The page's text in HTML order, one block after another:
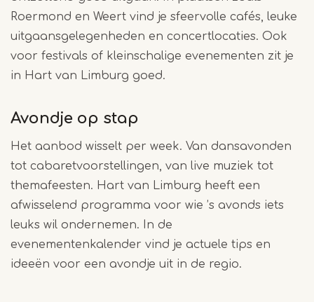
Roermond en Weert vind je sfeervolle cafés, leuke
uitgaansgelegenheden en concertlocaties. Ook
voor festivals of kleinschalige evenementen zit je
in Hart van Limburg goed.
Avondje op stap
Het aanbod wisselt per week. Van dansavonden
tot cabaretvoorstellingen, van live muziek tot
themafeesten. Hart van Limburg heeft een
afwisselend programma voor wie ’s avonds iets
leuks wil ondernemen. In de
evenementenkalender vind je actuele tips en
ideeën voor een avondje uit in de regio.